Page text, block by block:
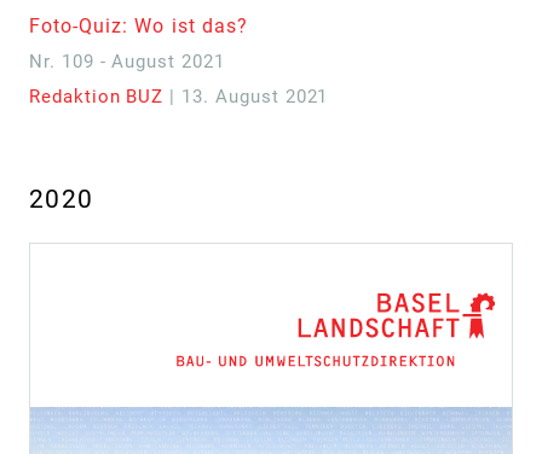
Foto-Quiz: Wo ist das?
Nr. 109 - August 2021
Redaktion BUZ | 13. August 2021
2020